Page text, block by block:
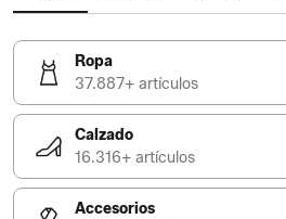
Ropa
37.887+ artículos
Calzado
16.316+ artículos
Accesorios